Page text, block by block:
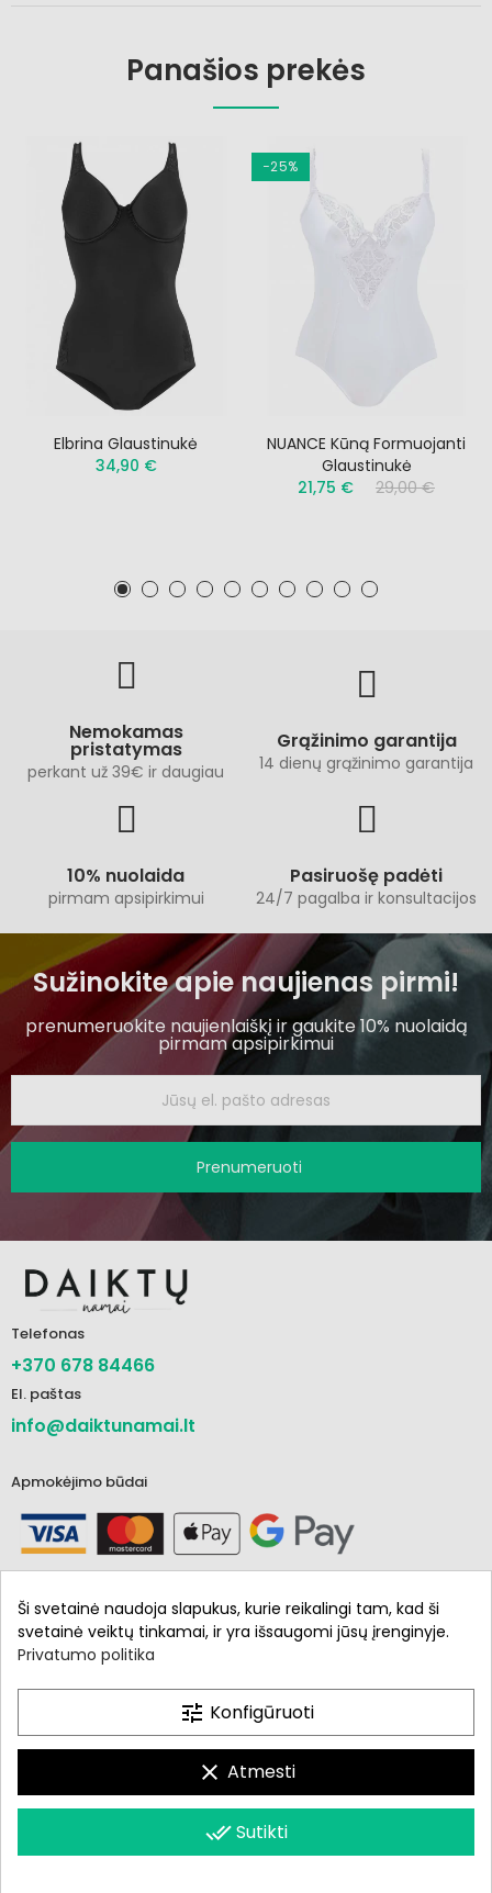
Panašios prekės
Elbrina Glaustinukė
34,90 €
−25%
NUANCE Kūną Formuojanti
Glaustinukė
21,75 €
29,00 €
Nemokamas
pristatymas
perkant už 39€ ir daugiau
Grąžinimo garantija
14 dienų grąžinimo garantija
10% nuolaida
pirmam apsipirkimui
Pasiruošę padėti
24/7 pagalba ir konsultacijos
Sužinokite apie naujienas pirmi!
prenumeruokite naujienlaiškį ir gaukite 10% nuolaidą
pirmam apsipirkimui
Prenumeruoti
Telefonas
+370 678 84466
El. paštas
info@daiktunamai.lt
Apmokėjimo būdai
Informacija
Mano paskyra
Daiktunamai.lt © 2021 - 2024. Visos teisės saugomos.
Ši svetainė naudoja slapukus, kurie reikalingi tam, kad ši
svetainė veiktų tinkamai, ir yra išsaugomi jūsų įrenginyje.
Privatumo politika
tune Konfigūruoti
clear Atmesti
done_allSutikti